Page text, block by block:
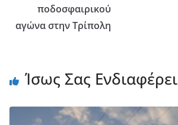
ποδοσφαιρικού
αγώνα στην Τρίπολη
Ίσως Σας Ενδιαφέρει